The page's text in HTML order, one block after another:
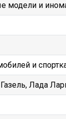
модели и
и
Лада